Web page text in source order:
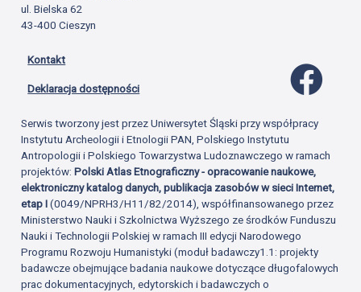
ul. Bielska 62
43-400 Cieszyn
Kontakt
Deklaracja dostępności
Serwis tworzony jest przez Uniwersytet Śląski przy współpracy
Instytutu Archeologii i Etnologii PAN, Polskiego Instytutu
Antropologii i Polskiego Towarzystwa Ludoznawczego w ramach
projektów:Polski Atlas Etnograficzny - opracowanie naukowe,
elektroniczny katalog danych, publikacja zasobów w sieci Internet,
etap I(0049/NPRH3/H11/82/2014), współfinansowanego przez
Ministerstwo Nauki i Szkolnictwa Wyższego ze środków Funduszu
Nauki i Technologii Polskiej w ramach III edycji Narodowego
Programu Rozwoju Humanistyki (moduł badawczy1.1: projekty
badawcze obejmujące badania naukowe dotyczące długofalowych
prac dokumentacyjnych, edytorskich i badawczych o